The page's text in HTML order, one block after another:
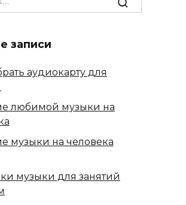
записи
аудиокарту для
любимой музыки на
музыки на человека
музыки для занятий